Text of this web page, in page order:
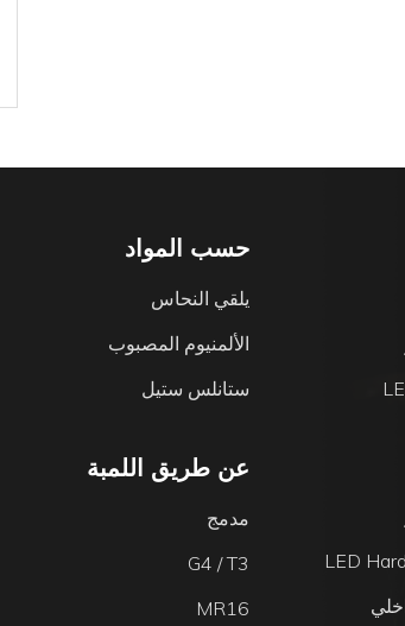
حسب المواد
يلقي النحاس
الألمنيوم المصبوب
ستانلس ستيل
عن طريق اللمبة
مدمج
G4 / T3
MR16